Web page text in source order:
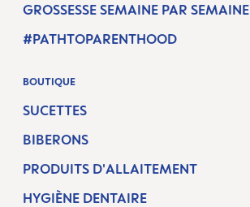
GROSSESSE SEMAINE PAR SEMAINE
#PATHTOPARENTHOOD
BOUTIQUE
SUCETTES
BIBERONS
PRODUITS D'ALLAITEMENT
HYGIÈNE DENTAIRE